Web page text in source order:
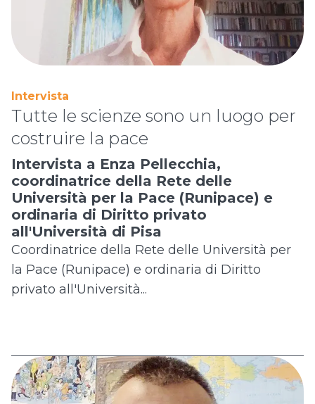
Intervista
Tutte le scienze sono un luogo per
costruire la pace
Intervista a Enza Pellecchia,
coordinatrice della Rete delle
Università per la Pace (Runipace) e
ordinaria di Diritto privato
all'Università di Pisa
Coordinatrice della Rete delle Università per
la Pace (Runipace) e ordinaria di Diritto
privato all'Università...